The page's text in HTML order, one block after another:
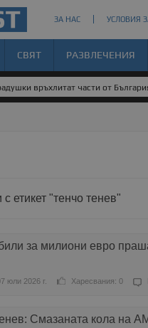
ЗА НАС УСЛОВИЯ
СВЯТ РАЗВЛЕЧЕНИЯ
връхлитат части от
етикет "тенчо тенев"
за милиони евро
юли 2026 г. Харесвания: 0
Смазаната кола на